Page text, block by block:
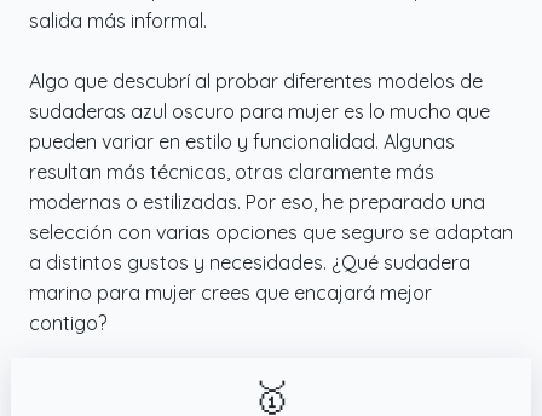
salida más informal.
Algo que descubrí al probar diferentes modelos de
sudaderas azul oscuro para mujer es lo mucho que
pueden variar en estilo y funcionalidad. Algunas
resultan más técnicas, otras claramente más
modernas o estilizadas. Por eso, he preparado una
selección con varias opciones que seguro se adaptan
a distintos gustos y necesidades. ¿Qué sudadera
marino para mujer crees que encajará mejor
contigo?
🥇